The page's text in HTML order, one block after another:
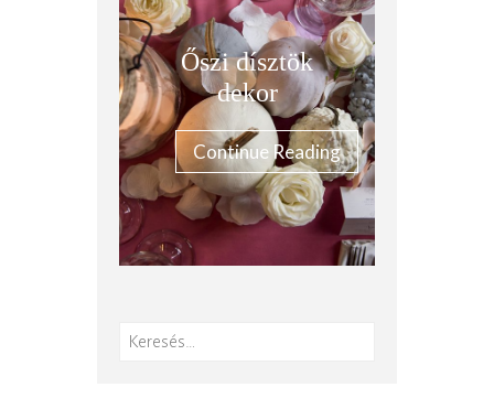
Őszi dísztök
dekor
Continue Reading
Keresés: